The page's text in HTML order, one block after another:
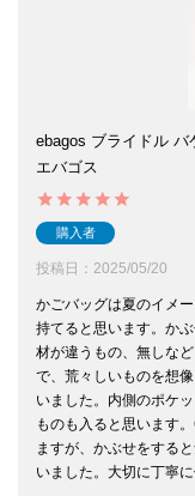
ebagos ブライドル
エバゴス
購入者
投稿日 2025/05/20
かごバッグは夏のイメ
持てると思います。か
材が違うもの、無しな
で、荒々しいものを想
いました。内側のポケ
ものも入ると思います
ますが、かぶせをする
いました。大切に丁寧